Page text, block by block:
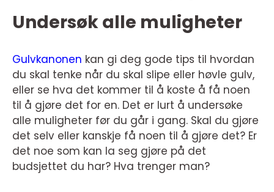
Undersøk alle muligheter
Gulvkanonen kan gi deg gode tips til hvordan
du skal tenke når du skal slipe eller høvle gulv,
eller se hva det kommer til å koste å få noen
til å gjøre det for en. Det er lurt å undersøke
alle muligheter før du går i gang. Skal du gjøre
det selv eller kanskje få noen til å gjøre det? Er
det noe som kan la seg gjøre på det
budsjettet du har? Hva trenger man?